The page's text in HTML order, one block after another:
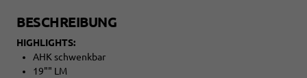
BESCHREIBUNG
HIGHLIGHTS:
AHK schwenkbar
19"" LM